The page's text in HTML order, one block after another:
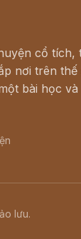
cổ tích,
nơi trên thế
bài học và
lưu.